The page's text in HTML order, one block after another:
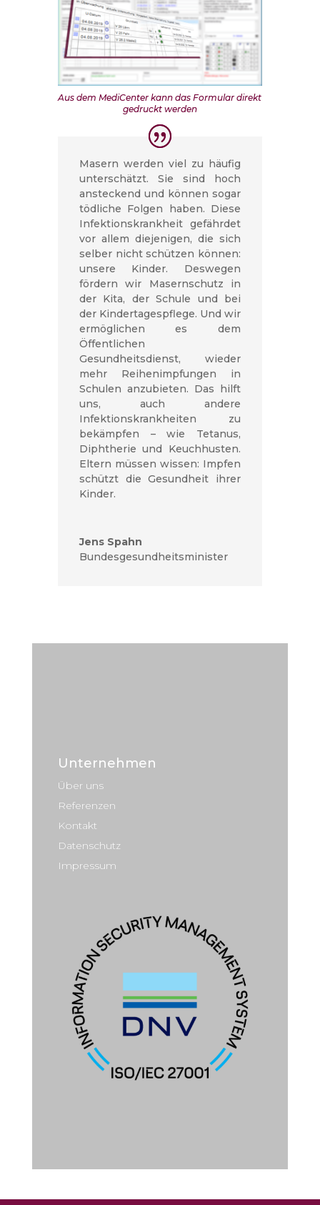
Aus dem MediCenter kann das Formular direkt
gedruckt werden
Masern werden viel zu häufig
unterschätzt. Sie sind hoch
ansteckend und können sogar
tödliche Folgen haben. Diese
Infektionskrankheit gefährdet
vor allem diejenigen, die sich
selber nicht schützen können:
unsere Kinder. Deswegen
fördern wir Masernschutz in
der Kita, der Schule und bei
der Kindertagespflege. Und wir
ermöglichen es dem
Öffentlichen
Gesundheitsdienst, wieder
mehr Reihenimpfungen in
Schulen anzubieten. Das hilft
uns, auch andere
Infektionskrankheiten zu
bekämpfen – wie Tetanus,
Diphtherie und Keuchhusten.
Eltern müssen wissen: Impfen
schützt die Gesundheit ihrer
Kinder.
Jens Spahn
Bundesgesundheitsminister
Unternehmen
Über uns
Referenzen
Kontakt
Datenschutz
Impressum